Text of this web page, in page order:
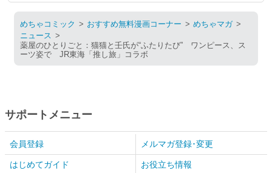
めちゃコミック おすすめ無料漫画コーナー
めちゃマガ
ニュース
薬屋のひとりごと：猫猫と壬氏が“ふたりたび” ワンピース、ス
ーツ姿で JR東海「推し旅」コラボ
サポートメニュー
会員登録 メルマガ登録･変更
はじめてガイド お役立ち情報